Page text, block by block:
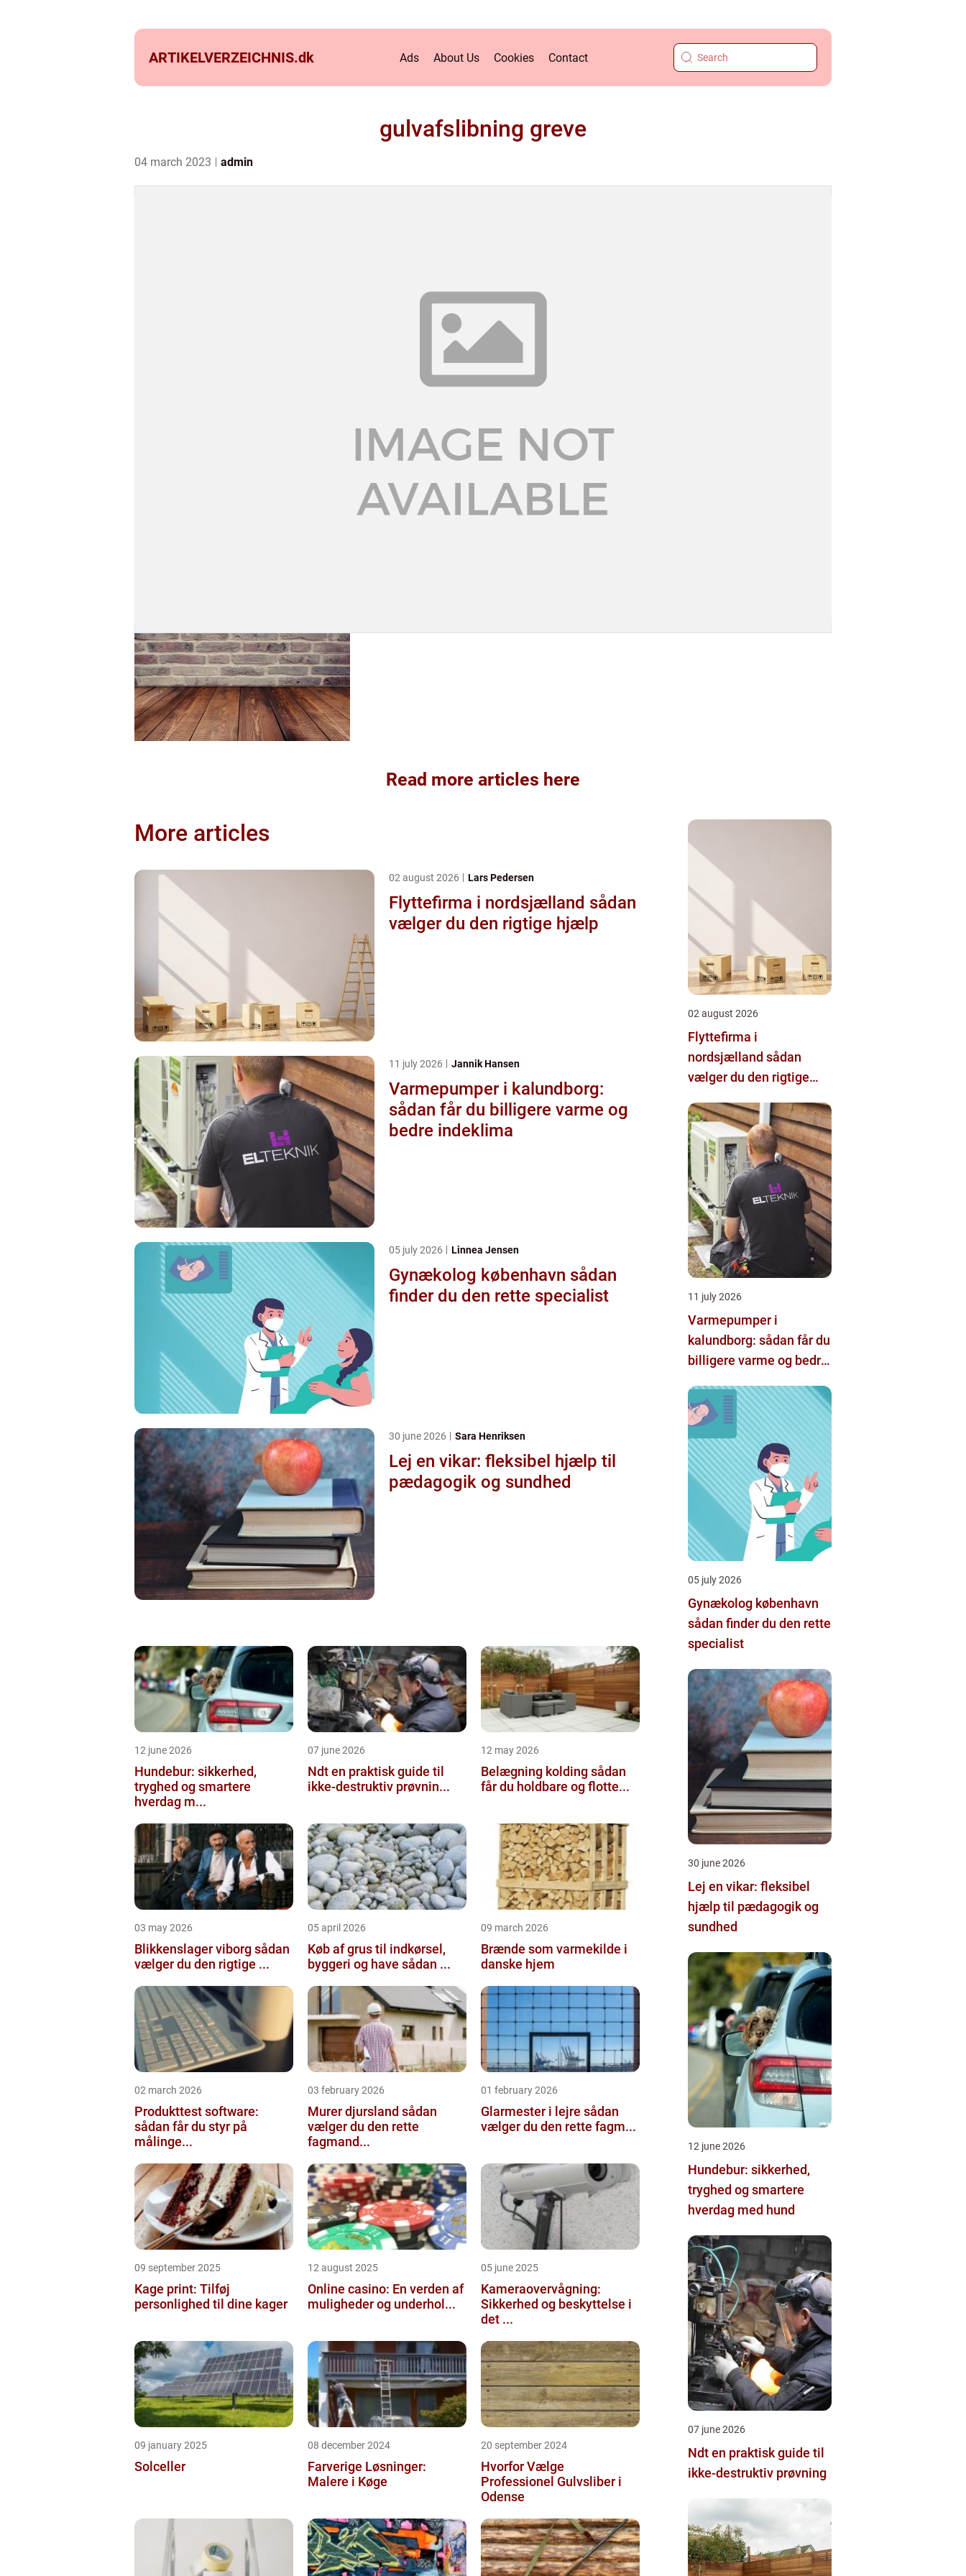
ARTIKELVERZEICHNIS.dk Ads About Us Cookies Contact
gulvafslibning greve
04 march 2023 admin
Read more articles here
More articles
02 august 2026 Lars Pedersen
Flyttefirma i nordsjælland sådan
vælger du den rigtige hjælp
11 july 2026 Jannik Hansen
Varmepumper i kalundborg:
sådan får du billigere varme og
bedre indeklima
05 july 2026 Linnea Jensen
Gynækolog københavn sådan
finder du den rette specialist
30 june 2026 Sara Henriksen
Lej en vikar: fleksibel hjælp til
pædagogik og sundhed
12 june 2026
Hundebur: sikkerhed,
tryghed og smartere
hverdag m...
07 june 2026
Ndt en praktisk guide til
ikke-destruktiv prøvnin...
12 may 2026
Belægning kolding sådan
får du holdbare og flotte...
03 may 2026
Blikkenslager viborg sådan
vælger du den rigtige ...
05 april 2026
Køb af grus til indkørsel,
byggeri og have sådan ...
09 march 2026
Brænde som varmekilde i
danske hjem
02 march 2026
Produkttest software:
sådan får du styr på
målinge...
03 february 2026
Murer djursland sådan
vælger du den rette
fagmand...
01 february 2026
Glarmester i lejre sådan
vælger du den rette fagm...
09 september 2025
Kage print: Tilføj
personlighed til dine kager
12 august 2025
Online casino: En verden af
muligheder og underhol...
05 june 2025
Kameraovervågning:
Sikkerhed og beskyttelse i
det ...
09 january 2025
Solceller
08 december 2024
Farverige Løsninger:
Malere i Køge
20 september 2024
Hvorfor Vælge
Professionel Gulvsliber i
Odense
02 august 2026
Flyttefirma i
nordsjælland sådan
vælger du den rigtige
11 july 2026
Varmepumper i
kalundborg: sådan får du
billigere varme og bedre
05 july 2026
Gynækolog københavn
sådan finder du den rette
specialist
30 june 2026
Lej en vikar: fleksibel
hjælp til pædagogik og
sundhed
12 june 2026
Hundebur: sikkerhed,
tryghed og smartere
hverdag med hund
07 june 2026
Ndt en praktisk guide til
ikke-destruktiv prøvning